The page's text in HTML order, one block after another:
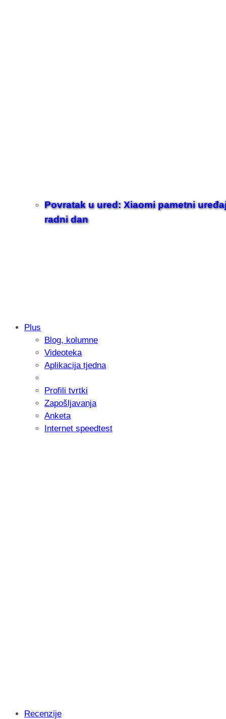
Povratak u ured: Xiaomi pametni
radni dan
Samsung otkrio kako je nastajala
donijelo tanje i izdržljivije preklopne
Plus
Blog, kolumne
Videoteka
Aplikacija tjedna
Profili tvrtki
Zapošljavanja
Anketa
Internet speedtest
Recenzije